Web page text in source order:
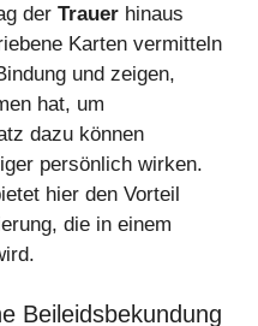
der Trauer hinaus
Karten vermitteln
und zeigen,
hat, um
dazu können
persönlich wirken.
hier den Vorteil
die in einem
Beileidsbekundung